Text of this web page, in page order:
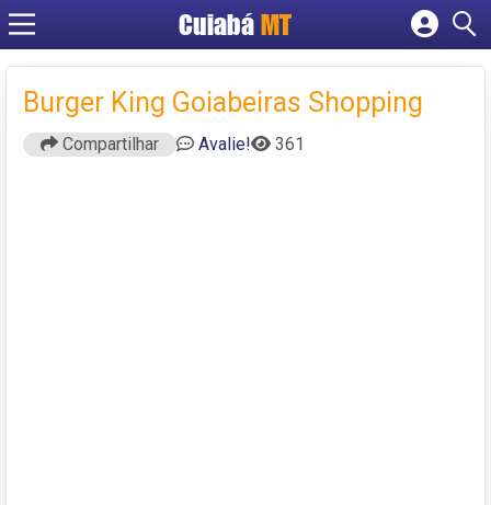
Cuiabá MT
Cadastrar empresa
Criar conta
Burger King Goiabeiras Shopping
Compartilhar Avalie! 361